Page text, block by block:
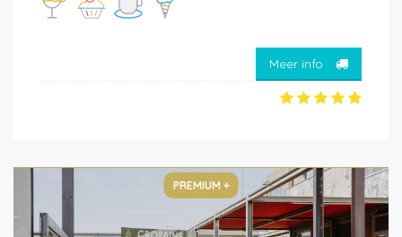
Meer info
PREMIUM +